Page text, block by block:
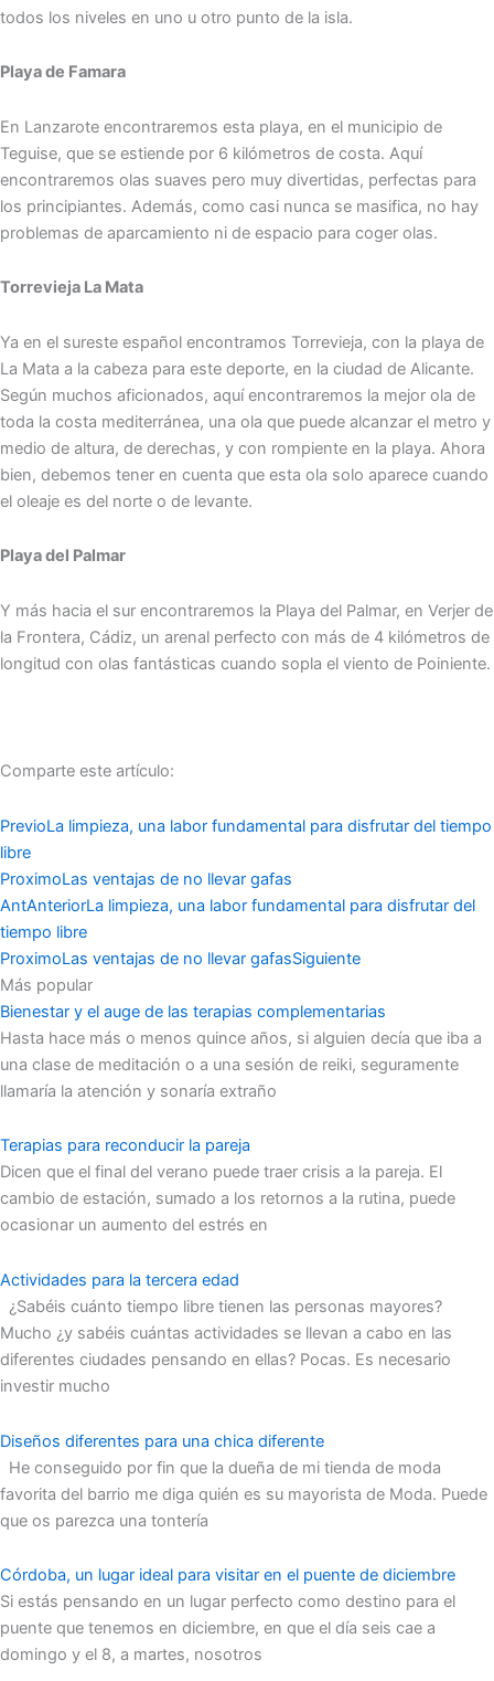
todos los niveles en uno u otro punto de la isla.
Playa de Famara
En Lanzarote encontraremos esta playa, en el municipio de
Teguise, que se estiende por 6 kilómetros de costa. Aquí
encontraremos olas suaves pero muy divertidas, perfectas para
los principiantes. Además, como casi nunca se masifica, no hay
problemas de aparcamiento ni de espacio para coger olas.
Torrevieja La Mata
Ya en el sureste español encontramos Torrevieja, con la playa de
La Mata a la cabeza para este deporte, en la ciudad de Alicante.
Según muchos aficionados, aquí encontraremos la mejor ola de
toda la costa mediterránea, una ola que puede alcanzar el metro y
medio de altura, de derechas, y con rompiente en la playa. Ahora
bien, debemos tener en cuenta que esta ola solo aparece cuando
el oleaje es del norte o de levante.
Playa del Palmar
Y más hacia el sur encontraremos la Playa del Palmar, en Verjer de
la Frontera, Cádiz, un arenal perfecto con más de 4 kilómetros de
longitud con olas fantásticas cuando sopla el viento de Poiniente.
Comparte este artículo:
PrevioLa limpieza, una labor fundamental para disfrutar del tiempo
libre
ProximoLas ventajas de no llevar gafas
AntAnteriorLa limpieza, una labor fundamental para disfrutar del
tiempo libre
ProximoLas ventajas de no llevar gafasSiguiente
Más popular
Bienestar y el auge de las terapias complementarias
Hasta hace más o menos quince años, si alguien decía que iba a
una clase de meditación o a una sesión de reiki, seguramente
llamaría la atención y sonaría extraño
Terapias para reconducir la pareja
Dicen que el final del verano puede traer crisis a la pareja. El
cambio de estación, sumado a los retornos a la rutina, puede
ocasionar un aumento del estrés en
Actividades para la tercera edad
¿Sabéis cuánto tiempo libre tienen las personas mayores?
Mucho ¿y sabéis cuántas actividades se llevan a cabo en las
diferentes ciudades pensando en ellas? Pocas. Es necesario
investir mucho
Diseños diferentes para una chica diferente
He conseguido por fin que la dueña de mi tienda de moda
favorita del barrio me diga quién es su mayorista de Moda. Puede
que os parezca una tontería
Córdoba, un lugar ideal para visitar en el puente de diciembre
Si estás pensando en un lugar perfecto como destino para el
puente que tenemos en diciembre, en que el día seis cae a
domingo y el 8, a martes, nosotros